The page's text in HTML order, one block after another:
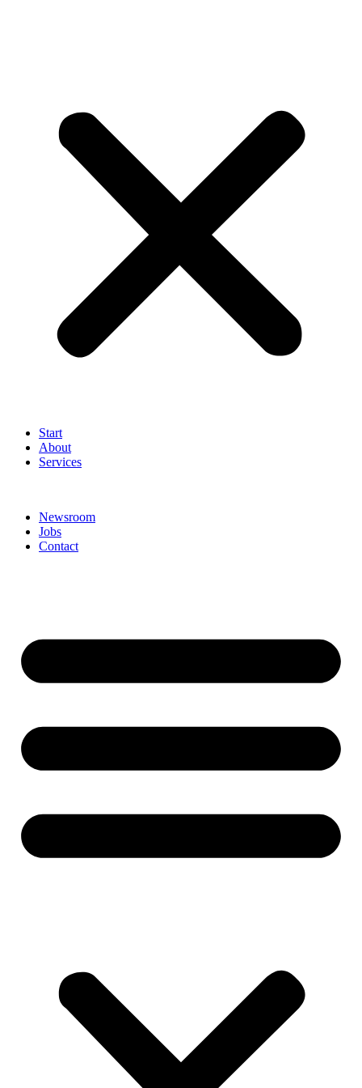
Start
About
Services
Newsroom
Jobs
Contact